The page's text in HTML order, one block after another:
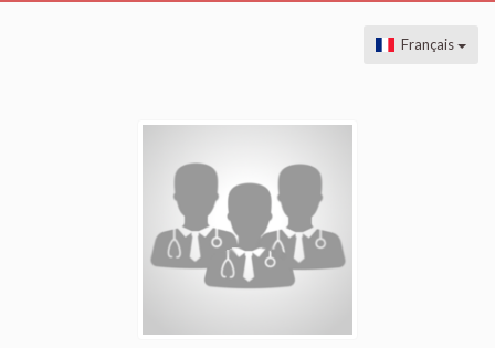
Français